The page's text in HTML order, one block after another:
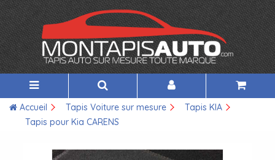
Accueil Tapis Voiture sur mesure
Tapis KIA
Tapis pour Kia CARENS